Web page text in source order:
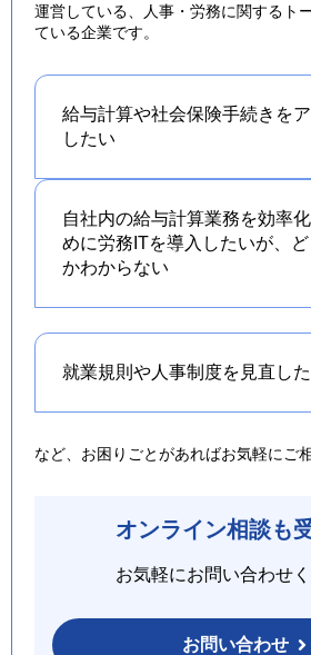
運営している、人事・労務に関するト
ている企業です。
給与計算や社会保険手続きを
したい
自社内の給与計算業務を効率
めに労務ITを導入したいが、
かわからない
就業規則や人事制度を 見直し
など、お困りごとがあればお気軽にご
オンライン相談も
お気軽にお問い合わせく
お問い合わせ